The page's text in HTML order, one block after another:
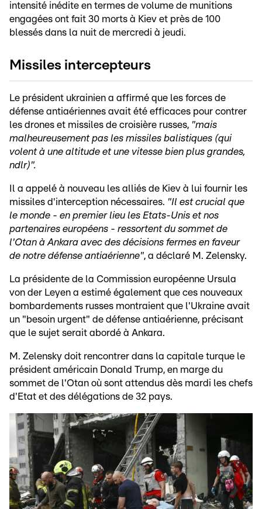
intensité inédite en termes de volume de munitions
engagées ont fait 30 morts à Kiev et près de 100
blessés dans la nuit de mercredi à jeudi.
Missiles intercepteurs
Le président ukrainien a affirmé que les forces de
défense antiaériennes avait été efficaces pour contrer
les drones et missiles de croisière russes, "mais
malheureusement pas les missiles balistiques (qui
volent à une altitude et une vitesse bien plus grandes,
ndlr)".
Il a appelé à nouveau les alliés de Kiev à lui fournir les
missiles d'interception nécessaires. "Il est crucial que
le monde - en premier lieu les Etats-Unis et nos
partenaires européens - ressortent du sommet de
l'Otan à Ankara avec des décisions fermes en faveur
de notre défense antiaérienne", a déclaré M. Zelensky.
La présidente de la Commission européenne Ursula
von der Leyen a estimé également que ces nouveaux
bombardements russes montraient que l'Ukraine avait
un "besoin urgent" de défense antiaérienne, précisant
que le sujet serait abordé à Ankara.
M. Zelensky doit rencontrer dans la capitale turque le
président américain Donald Trump, en marge du
sommet de l'Otan où sont attendus dès mardi les chefs
d'Etat et des délégations de 32 pays.